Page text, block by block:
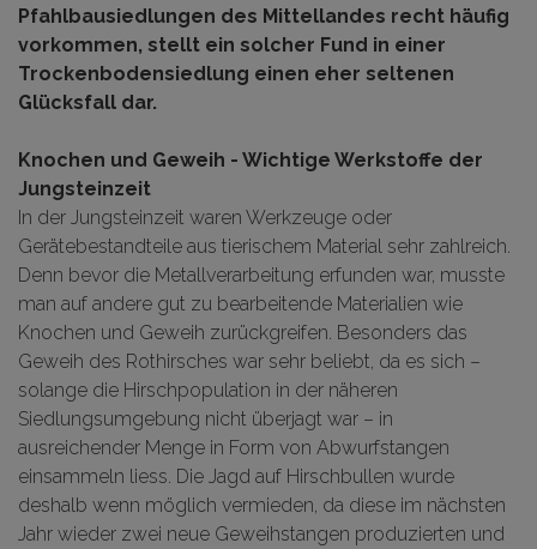
Pfahlbausiedlungen des Mittellandes recht häufig
vorkommen, stellt ein solcher Fund in einer
Trockenbodensiedlung einen eher seltenen
Glücksfall dar.
Knochen und Geweih - Wichtige Werkstoffe der
Jungsteinzeit
In der Jungsteinzeit waren Werkzeuge oder
Gerätebestandteile aus tierischem Material sehr zahlreich.
Denn bevor die Metallverarbeitung erfunden war, musste
man auf andere gut zu bearbeitende Materialien wie
Knochen und Geweih zurückgreifen. Besonders das
Geweih des Rothirsches war sehr beliebt, da es sich –
solange die Hirschpopulation in der näheren
Siedlungsumgebung nicht überjagt war – in
ausreichender Menge in Form von Abwurfstangen
einsammeln liess. Die Jagd auf Hirschbullen wurde
deshalb wenn möglich vermieden, da diese im nächsten
Jahr wieder zwei neue Geweihstangen produzierten und